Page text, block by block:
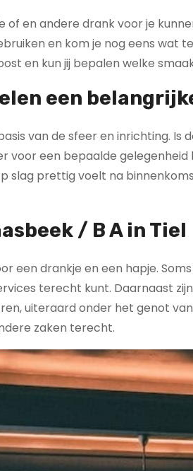
en andere drank voor je
en kom je nog eens wat
en kun jij bepalen welke
een
van de sfeer en inrichting.
voor een bepaalde
slag prettig voelt na
/ B A in Tiel
een drankje en een hapje.
terecht kunt. Daarnaast
uiteraard onder het genot
zaken terecht.